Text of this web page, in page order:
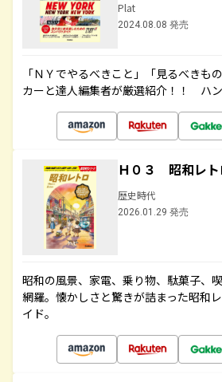
Plat
2024.08.08 発売
「ＮＹでやるべきこと」「見るべきも
カーと達人編集者が厳選紹介！！ ハン
Ｈ０３ 昭和レト
歴史時代
2026.01.29 発売
昭和の風景、家電、乗り物、駄菓子、
網羅。懐かしさと驚きが詰まった昭和
イド。